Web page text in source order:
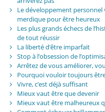
Le développement personnel
merdique pour être heureux
Les plus grands échecs de
de tout réussir
La liberté d’être imparfait
Stop à l’obsession de
Arrêtez de vous améliorer,
Pourquoi vouloir toujours
Vivre, c’est déjà suffisant
Mieux vaut être que devenir
Mieux vaut être malheureux